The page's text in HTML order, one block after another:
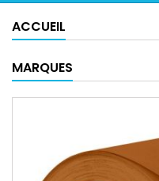
ACCUEIL
MARQUES